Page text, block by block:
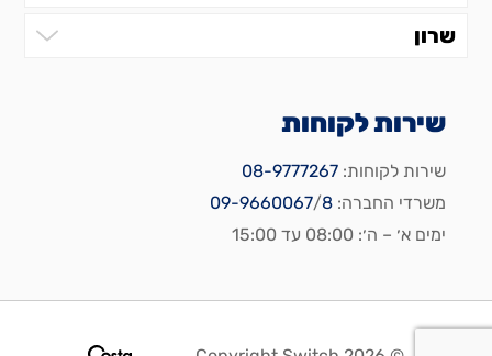
שרון
שירות לקוחות
שירות לקוחות:08-9777267
משרדי החברה:
09-9660067/8
ימים א׳ – ה׳: 08:00 עד 15:00